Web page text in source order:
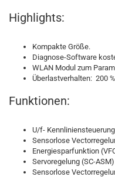
Highlights:
Kompakte Größe.
Diagnose-Software
WLAN Modul zum
Überlastverhalten: 200
Funktionen:
U/f-
Sensorlose
Energiesparfunktion
Servoregelung (SC-
Sensorlose